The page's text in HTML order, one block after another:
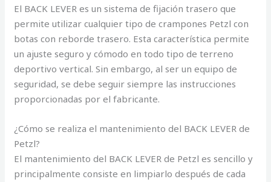
El BACK LEVER es un sistema de fijación trasero que
permite utilizar cualquier tipo de crampones Petzl con
botas con reborde trasero. Esta característica permite
un ajuste seguro y cómodo en todo tipo de terreno
deportivo vertical. Sin embargo, al ser un equipo de
seguridad, se debe seguir siempre las instrucciones
proporcionadas por el fabricante.
¿Cómo se realiza el mantenimiento del BACK LEVER de
Petzl?
El mantenimiento del BACK LEVER de Petzl es sencillo y
principalmente consiste en limpiarlo después de cada